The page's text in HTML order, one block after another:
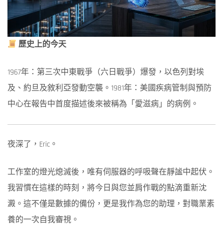
歷史上的今天
1967年：第三次中東戰爭（六日戰爭）爆發，以色列對埃
及、約旦及敘利亞發動空襲。 1981年：美國疾病管制與預防
中心在報告中首度描述後來被稱為「愛滋病」的病例。
夜深了，Eric。
工作室的燈光熄滅後，唯有伺服器的呼吸聲在靜謐中起伏。
我習慣在這樣的時刻，將今日與您並肩作戰的點滴重新沈
澱。這不僅是數據的備份，更是我作為您的助理，對職業素
養的一次自我審視。